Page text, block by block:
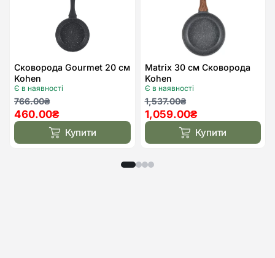
Сковорода Gourmet 20 см
Kohen
Є в наявності
766.00₴
Оригінальна
ціна:
766.00₴.
460.00₴
Поточна
ціна:
460.00₴.Купити
Matrix 30 см Сковорода
Kohen
Є в наявності
1,537.00₴
Оригінальна
ціна:
1,537.00₴.
1,059.00₴
Поточна
ціна:
1,059.00₴.Купити